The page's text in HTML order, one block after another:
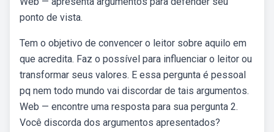
ponto de vista.
Tem o objetivo de convencer o leitor sobre aquilo em
que acredita. Faz o possível para influenciar o leitor ou
transformar seus valores. E essa pergunta é pessoal
pq nem todo mundo vai discordar de tais argumentos.
Web — encontre uma resposta para sua pergunta 2.
Você discorda dos argumentos apresentados?